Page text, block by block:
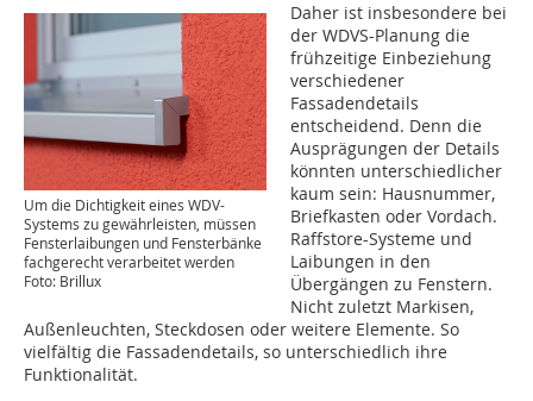
Um die Dichtigkeit eines WDV-
Systems zu gewährleisten, müssen
Fensterlaibungen und Fensterbänke
fachgerecht verarbeitet werden
Foto: Brillux
Daher ist insbesondere bei
der WDVS-Planung die
frühzeitige Einbeziehung
verschiedener
Fassadendetails
entscheidend. Denn die
Ausprägungen der Details
könnten unterschiedlicher
kaum sein: Hausnummer,
Briefkasten oder Vordach.
Raffstore-Systeme und
Laibungen in den
Übergängen zu Fenstern.
Nicht zuletzt Markisen,
Außenleuchten, Steckdosen oder weitere Elemente. So
vielfältig die Fassadendetails, so unterschiedlich ihre
Funktionalität.